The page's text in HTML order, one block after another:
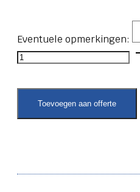
Eventuele opmerkingen:
Ronde
buis
36x1,5
aantalToevoegen aan offerte